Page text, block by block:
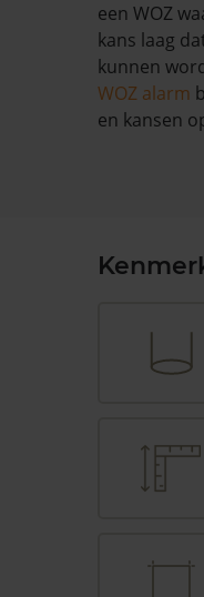
een WOZ
kans laag
kunnen
WOZ alarm
en kansen